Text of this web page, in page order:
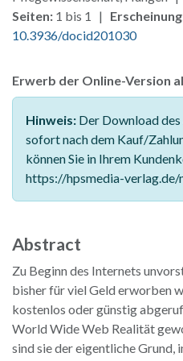
Seiten: 1 bis 1 |
10.3936/docid201030
Erwerb der Online-Version
Hinweis: Der Download
sofort nach dem Kauf/
können Sie in Ihrem
https://hpsmedia-verlag.de/
Abstract
Zu Beginn des Internets
bisher für viel Geld erworben
kostenlos oder günstig
World Wide Web Realität
sind sie der eigentliche Grund,